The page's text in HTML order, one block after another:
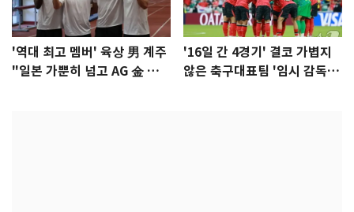
'역대 최고 멤버' 육상 男 계주
"일본 가뿐히 넘고 AG 金 따겠
'16일 간 4경기' 결코 가볍지
않은 축구대표팀 '임시 감독'